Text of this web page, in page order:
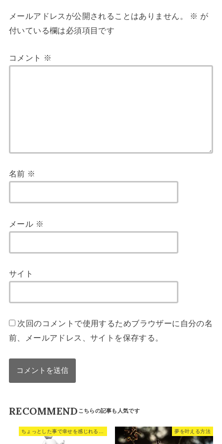
メールアドレスが公開されることはありません。 ※ が
付いている欄は必須項目です
コメント ※
名前 ※
メール ※
サイト
次回のコメントで使用するためブラウザーに自分の名
前、メールアドレス、サイトを保存する。
RECOMMEND
夢を叶える方法